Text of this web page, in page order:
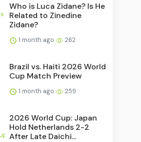
Who is Luca Zidane? Is He
Related to Zinedine
Zidane?
1 month ago 262
Brazil vs. Haiti 2026 World
Cup Match Preview
1 month ago 259
2026 World Cup: Japan
Hold Netherlands 2-2
After Late Daichi...